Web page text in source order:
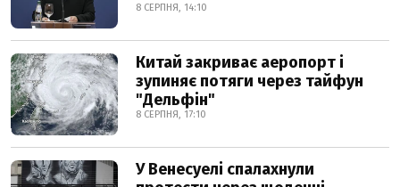
8 СЕРПНЯ, 14:10
Китай закриває аеропорт і
зупиняє потяги через тайфун
"Дельфін"
8 СЕРПНЯ, 17:10
У Венесуелі спалахнули